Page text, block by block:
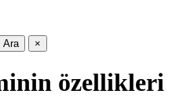
Ara ×
özellikleri